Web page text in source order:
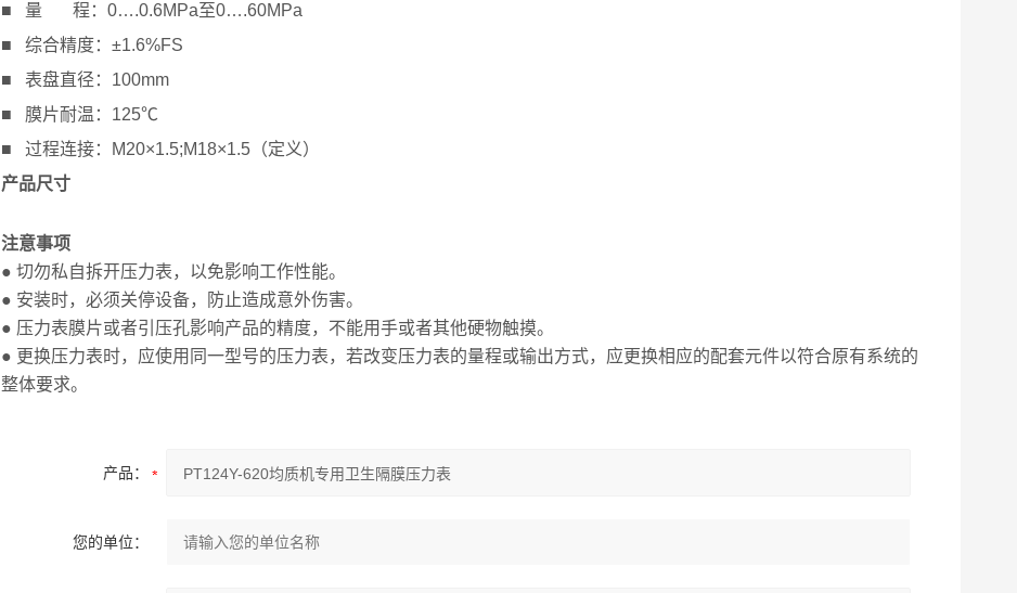
■ 量 程：0….0.6MPa至0….60MPa
■ 综合精度：±1.6%FS
■ 表盘直径：100mm
■ 膜片耐温：125℃
■ 过程连接：M20×1.5;M18×1.5（定义）
产品尺寸
注意事项
● 切勿私自拆开压力表，以免影响工作性能。
● 安装时，必须关停设备，防止造成意外伤害。
● 压力表膜片或者引压孔影响产品的精度，不能用手或者其他硬物触摸。
● 更换压力表时，应使用同一型号的压力表，若改变压力表的量程或输出方式，应更换相应的配套元件以符合原有系统的
整体要求。
产品：
您的单位：